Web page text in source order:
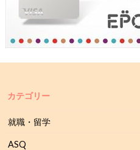
カテゴリー
就職・留学
ASQ